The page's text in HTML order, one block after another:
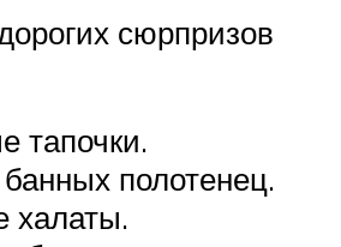
сюрпризов
тапочки.
полотенец.
халаты.